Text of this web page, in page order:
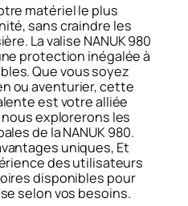
matériel le plus
sans craindre les
La valise NANUK 980
protection inégalée à
Que vous soyez
ou aventurier, cette
est votre alliée
explorerons les
de la NANUK 980.
uniques, Et
des utilisateurs
disponibles pour
selon vos besoins.